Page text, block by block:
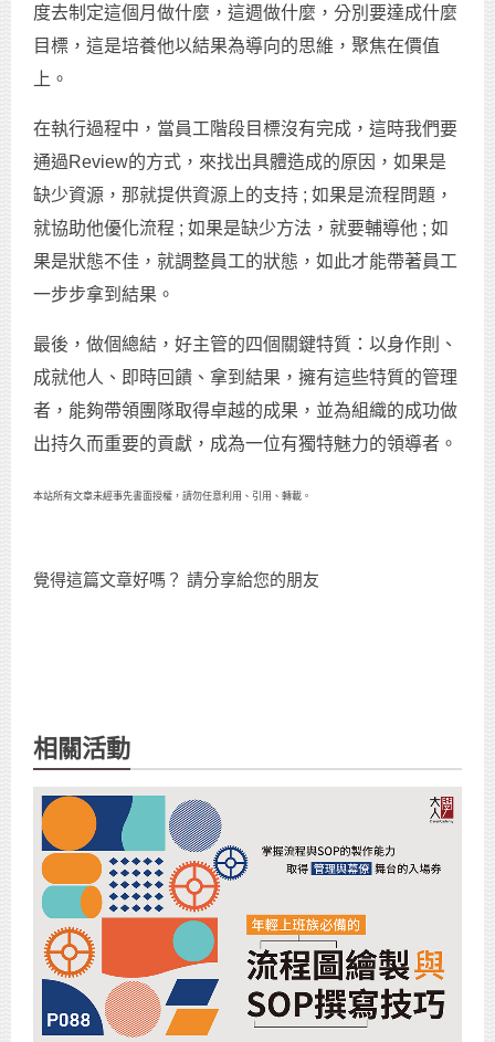
度去制定這個月做什麼，這週做什麼，分別要達成什麼
目標，這是培養他以結果為導向的思維，聚焦在價值
上。
在執行過程中，當員工階段目標沒有完成，這時我們要
通過Review的方式，來找出具體造成的原因，如果是
缺少資源，那就提供資源上的支持 ; 如果是流程問題，
就協助他優化流程 ; 如果是缺少方法，就要輔導他 ; 如
果是狀態不佳，就調整員工的狀態，如此才能帶著員工
一步步拿到結果。
最後，做個總結，好主管的四個關鍵特質：以身作則、
成就他人、即時回饋、拿到結果，擁有這些特質的管理
者，能夠帶領團隊取得卓越的成果，並為組織的成功做
出持久而重要的貢獻，成為一位有獨特魅力的領導者。
本站所有文章未經事先書面授權，請勿任意利用、引用、轉載。
覺得這篇文章好嗎？ 請分享給您的朋友
相關活動